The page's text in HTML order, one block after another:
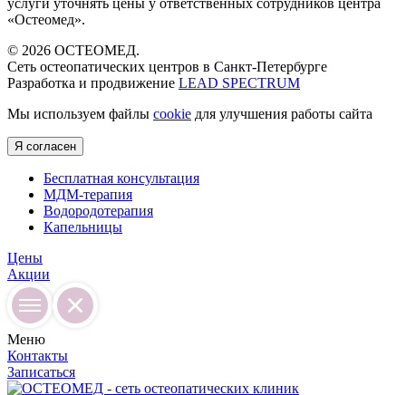
услуги уточнять цены у ответственных сотрудников центра
«Остеомед».
© 2026 ОСТЕОМЕД.
Сеть остеопатических центров в Санкт-Петербурге
Разработка и продвижение LEAD SPECTRUM
Мы используем файлы cookie для улучшения работы сайта
Я согласен
Бесплатная консультация
МДМ-терапия
Водородотерапия
Капельницы
Цены
Акции
Меню
Контакты
Записаться